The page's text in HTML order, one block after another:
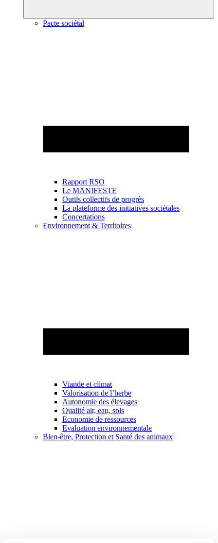
Pacte sociétal
Rapport RSO
Le MANIFESTE
Outils collectifs de progrès
La plateforme des initiatives sociétales
Concertations
Environnement & Territoires
Viande et climat
Valorisation de l’herbe
Autonomie des élevages
Qualité air, eau, sols
Economie de ressources
Evaluation environnementale
Bien-être, Protection et Santé des animaux